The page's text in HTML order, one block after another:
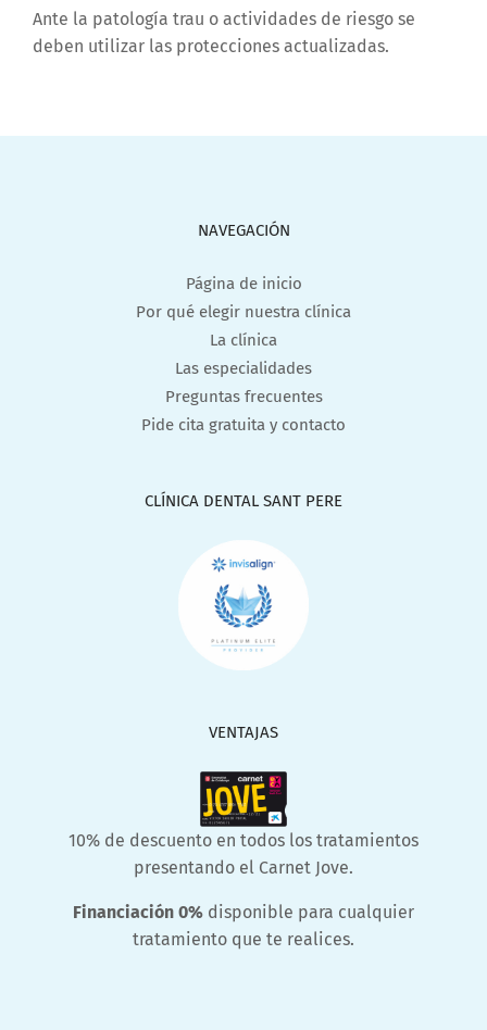
Ante la patología trau o actividades de riesgo se
deben utilizar las protecciones actualizadas.
NAVEGACIÓN
Página de inicio
Por qué elegir nuestra clínica
La clínica
Las especialidades
Preguntas frecuentes
Pide cita gratuita y contacto
CLÍNICA DENTAL SANT PERE
VENTAJAS
10% de descuento en todos los tratamientos
presentando el Carnet Jove.
Financiación 0% disponible para cualquier
tratamiento que te realices.